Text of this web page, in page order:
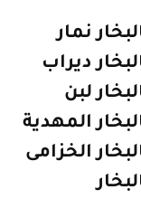
نمار
ديراب
لبن
المهدية
الخزامى